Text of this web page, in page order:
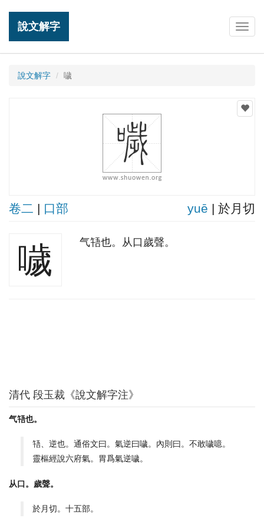
說文解字
說文解字 噦
卷二 | 口部 yuē | 於月切
噦 气啎也。从口歲聲。
清代 段玉裁《說文解字注》
气啎也。
啎、逆也。通俗文曰。氣逆曰噦。內則曰。不敢噦噫。
靈樞經說六府氣。胃爲氣逆噦。
从口。歲聲。
於月切。十五部。